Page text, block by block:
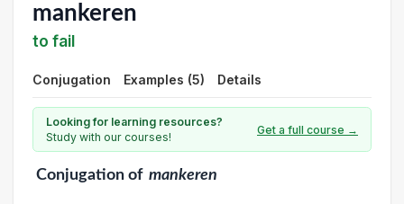
mankeren
to fail
Conjugation Examples (5) Details
Looking for learning resources?
Study with our courses!
Get a full course →
Conjugationof mankeren